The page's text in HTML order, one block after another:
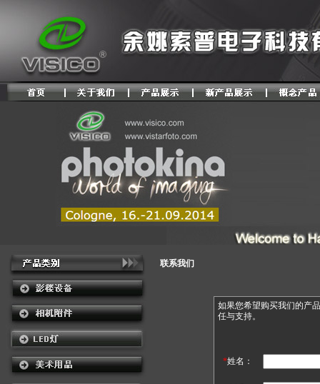
联系我们
如果您希望购买我们的产
任与支持。
*姓名：